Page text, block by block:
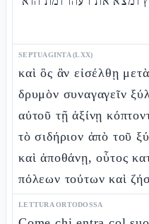
SEPTUAGINTA (LXX)
καὶ ὃς ἂν εἰσέλθῃ
δρυμὸν συναγαγεῖν
αὐτοῦ τῇ ἀξίνῃ
τὸ σιδήριον ἀπὸ τοῦ
καὶ ἀποθάνῃ, οὗτος
πόλεων τούτων καὶ
LETTURA ORTODOSSA